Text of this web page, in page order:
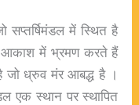
सप्तर्षिमंडल में स्थित है
आकाश में भ्रमण करते हैं
जो ध्रुव मंर आबद्ध है ।
एक स्थान पर स्थापित